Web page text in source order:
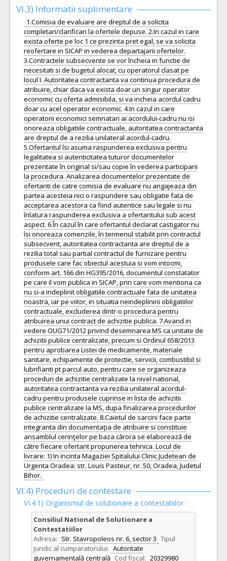
VI.3) Informatii suplimentare
1.Comisia de evaluare are dreptul de a solicita
completari/clarificari la ofertele depuse. 2.In cazul in care
exista oferte pe loc 1 ce prezinta pret egal, se va solicita
reofertare in SICAP in vederea departajarii ofertelor.
3.Contractele subsecvente se vor încheia in functie de
necesitati si de bugetul alocat, cu operatorul clasat pe
locul I. Autoritatea contractanta va continua procedura de
atribuire, chiar daca va exista doar un singur operator
economic cu oferta admisibila, si va incheia acordul cadru
doar cu acel operator economic. 4.In cazul in care
operatorii economici semnatari ai acordului-cadru nu isi
onoreaza obligatiile contractuale, autoritatea contractanta
are dreptul de a rezilia unilateral acordul-cadru.
5.Ofertantul îsi asuma raspunderea exclusiva pentru
legalitatea si autenticitatea tuturor documentelor
prezentate în original si/sau copie în vederea participarii
la procedura. Analizarea documentelor prezentate de
ofertanti de catre comisia de evaluare nu angajeaza din
partea acesteia nici o raspundere sau obligatie fata de
acceptarea acestora ca fiind autentice sau legale si nu
înlatura raspunderea exclusiva a ofertantului sub acest
aspect. 6.În cazul în care ofertantul declarat castigator nu
îsi onoreaza comenzile, în termenul stabilit prin contractul
subsecvent, autoritatea contractanta are dreptul de a
rezilia total sau partial contractul de furnizare pentru
produsele care fac obiectul acestuia si vom intocmi,
conform art. 166 din HG395/2016, documentul constatator
pe care il vom publica in SICAP, prin care vom mentiona ca
nu si-a indeplinit obligatiile contractuale fata de unitatea
noastra, iar pe viitor, in situatia neindeplinirii obligatiilor
contractuale, excluderea dintr-o procedura pentru
atribuirea unui contract de achizitie publica. 7.Avand in
vedere OUG71/2012 privind desemnarea MS ca unitate de
achizitii publice centralizate, precum si Ordinul 658/2013
pentru aprobarea Listei de medicamente, materiale
sanitare, echipamente de protectie, servicii, combustibil si
lubrifianti pt parcul auto, pentru care se organizeaza
proceduri de achizitie centralizate la nivel national,
autoritatea contractanta va rezilia unilateral acordul-
cadru pentru produsele cuprinse in lista de achizitii
publice centralizate la MS, dupa finalizarea procedurilor
de achizitie centralizate. 8.Caietul de sarcini face parte
integranta din documentaţia de atribuire si constituie
ansamblul cerinţelor pe baza cărora se elaborează de
către fiecare ofertant propunerea tehnica. Locul de
livrare: 1) In incinta Magaziei Spitalului Clinic Judetean de
Urgenta Oradea: str. Louis Pasteur, nr. 50, Oradea, Judetul
Bihor.
VI.4) Proceduri de contestare
VI.4.1) Organismul de solutionare a contestatiilor:
Consiliul National de Solutionare a
Contestatiilor
Adresa: Str. Stavropoleos nr. 6, sector 3 Tipul
juridic al cumparatorului: Autoritate
guvernamentală centrală Cod fiscal: 20329980